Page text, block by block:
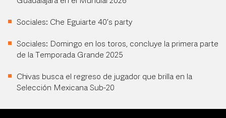
Sociales: Che Eguiarte 40’s party
Sociales: Domingo en los toros, concluye la primera parte
de la Temporada Grande 2025
Chivas busca el regreso de jugador que brilla en la
Selección Mexicana Sub-20